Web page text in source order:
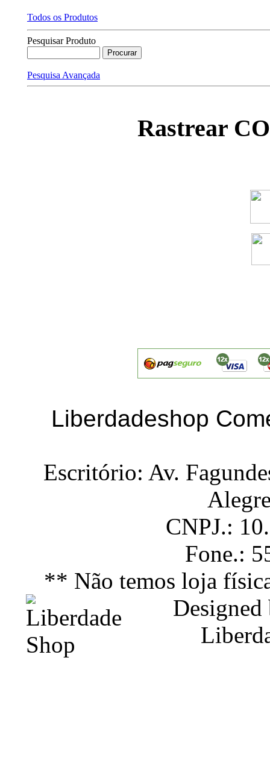
Todos os Produtos
Pesquisar Produto
Pesquisa Avançada
Rastrear
Liberdadeshop
Escritório: Av.
CNPJ.:
Fone.:
** Não temos loja